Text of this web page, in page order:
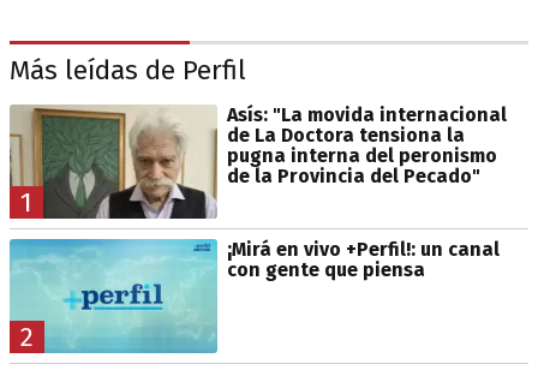
Más leídas de Perfil
1
Asís: "La movida internacional
de La Doctora tensiona la
pugna interna del peronismo
de la Provincia del Pecado"
2
¡Mirá en vivo +Perfil!: un canal
con gente que piensa